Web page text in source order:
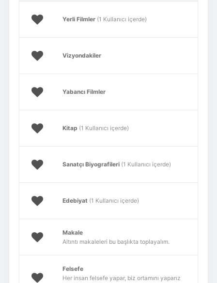
Yerli Filmler (1 Kullanıcı içerde)
Vizyondakiler
Yabancı Filmler
Kitap (1 Kullanıcı içerde)
Sanatçı Biyografileri (1 Kullanıcı içerde)
Edebiyat (1 Kullanıcı içerde)
Makale
Altıntı makaleleri bu başlıkta toplayalım.
Felsefe
Her insan felsefe yapar, biz ortamını yaparız